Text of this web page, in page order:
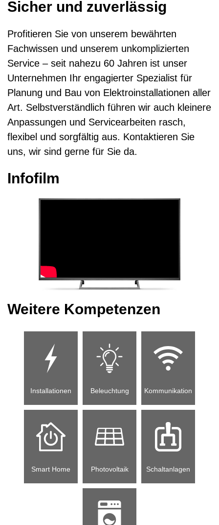
Kontaktformular
Sicher und zuverlässig
Profitieren Sie von unserem bewährten
Fachwissen und unserem unkomplizierten
Service – seit nahezu 60 Jahren ist unser
Unternehmen Ihr engagierter Spezialist für
Planung und Bau von Elektroinstallationen aller
Art. Selbstverständlich führen wir auch kleinere
Anpassungen und Servicearbeiten rasch,
flexibel und sorgfältig aus. Kontaktieren Sie
uns, wir sind gerne für Sie da.
Infofilm
Weitere Kompetenzen
Installationen Beleuchtung Kommunikation
Smart Home Photovoltaik Schaltanlagen